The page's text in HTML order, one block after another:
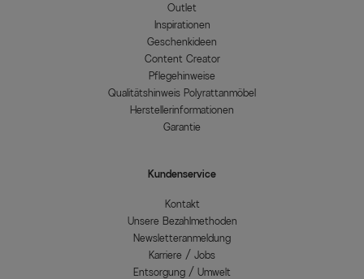
Outlet
Inspirationen
Geschenkideen
Content Creator
Pflegehinweise
Qualitätshinweis Polyrattanmöbel
Herstellerinformationen
Garantie
Kundenservice
Kontakt
Unsere Bezahlmethoden
Newsletteranmeldung
Karriere / Jobs
Entsorgung / Umwelt